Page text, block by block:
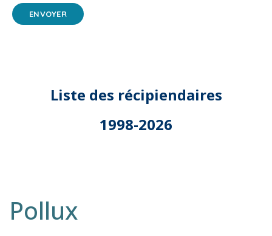
ENVOYER
Liste des récipiendaires
1998-2026
Pollux